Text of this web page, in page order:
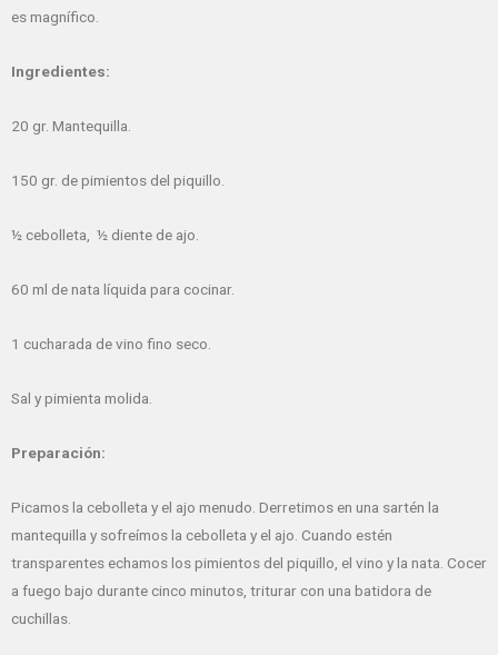
es magnífico.
Ingredientes:
20 gr. Mantequilla.
150 gr. de pimientos del piquillo.
½ cebolleta, ½ diente de ajo.
60 ml de nata líquida para cocinar.
1 cucharada de vino fino seco.
Sal y pimienta molida.
Preparación:
Picamos la cebolleta y el ajo menudo. Derretimos en una sartén la
mantequilla y sofreímos la cebolleta y el ajo. Cuando estén
transparentes echamos los pimientos del piquillo, el vino y la nata. Cocer
a fuego bajo durante cinco minutos, triturar con una batidora de
cuchillas.